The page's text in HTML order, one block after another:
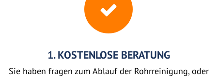
1. KOSTENLOSE BERATUNG
Sie haben fragen zum Ablauf der Rohrreinigung, oder